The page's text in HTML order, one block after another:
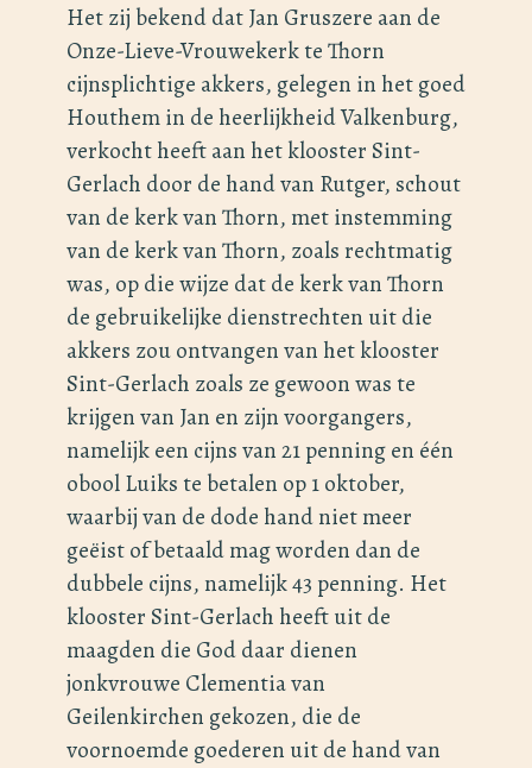
Het zij bekend dat Jan Gruszere aan de
Onze-Lieve-Vrouwekerk te Thorn
cijnsplichtige akkers, gelegen in het goed
Houthem in de heerlijkheid Valkenburg,
verkocht heeft aan het klooster Sint-
Gerlach door de hand van Rutger, schout
van de kerk van Thorn, met instemming
van de kerk van Thorn, zoals rechtmatig
was, op die wijze dat de kerk van Thorn
de gebruikelijke dienstrechten uit die
akkers zou ontvangen van het klooster
Sint-Gerlach zoals ze gewoon was te
krijgen van Jan en zijn voorgangers,
namelijk een cijns van 21 penning en één
obool Luiks te betalen op 1 oktober,
waarbij van de dode hand niet meer
geёist of betaald mag worden dan de
dubbele cijns, namelijk 43 penning. Het
klooster Sint-Gerlach heeft uit de
maagden die God daar dienen
jonkvrouwe Clementia van
Geilenkirchen gekozen, die de
voornoemde goederen uit de hand van